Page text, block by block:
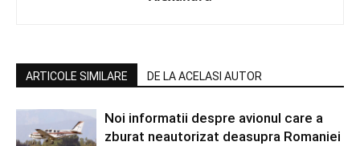
ARTICOLE SIMILARE DE LA ACELASI AUTOR
Noi informatii despre avionul care a
zburat neautorizat deasupra Romaniei